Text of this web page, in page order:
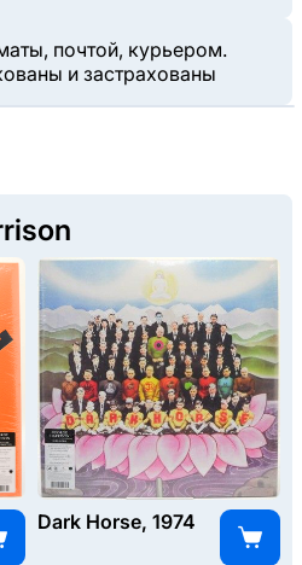
почтой, курьером.
и застрахованы
Dark Horse, 1974